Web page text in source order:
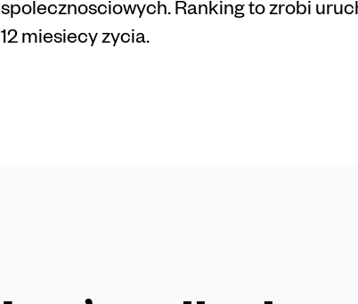
spolecznosciowych. Ranking to zrobi
12 miesiecy zycia.